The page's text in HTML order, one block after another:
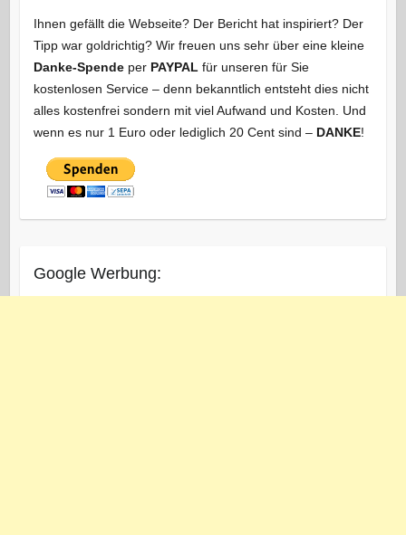
Ihnen gefällt die Webseite? Der Bericht hat inspiriert? Der
Tipp war goldrichtig? Wir freuen uns sehr über eine kleine
Danke-Spendeper PAYPAL für unseren für Sie
kostenlosen Service – denn bekanntlich entsteht dies nicht
alles kostenfrei sondern mit viel Aufwand und Kosten. Und
wenn es nur 1 Euro oder lediglich 20 Cent sind – DANKE!
Google Werbung: